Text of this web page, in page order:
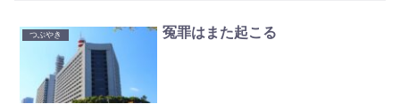
つぶやき 冤罪はまた起こる